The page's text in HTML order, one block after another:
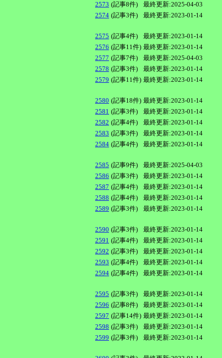
2573 (記事8件)
最終更新:2025-04-03
2574 (記事3件) 最終更新:2023-01-14
2575 (記事4件)
最終更新:2023-01-14
2576 (記事11件) 最終更新:2023-01-14
2577 (記事7件)
最終更新:2025-04-03
2578 (記事3件)
最終更新:2023-01-14
2579 (記事11件) 最終更新:2023-01-14
2580 (記事18件) 最終更新:2023-01-14
2581 (記事3件)
最終更新:2023-01-14
2582 (記事4件)
最終更新:2023-01-14
2583 (記事3件)
最終更新:2023-01-14
2584 (記事4件) 最終更新:2023-01-14
2585 (記事9件)
最終更新:2025-04-03
2586 (記事3件)
最終更新:2023-01-14
2587 (記事4件)
最終更新:2023-01-14
2588 (記事4件)
最終更新:2023-01-14
2589 (記事3件) 最終更新:2023-01-14
2590 (記事3件)
最終更新:2023-01-14
2591 (記事4件)
最終更新:2023-01-14
2592 (記事3件)
最終更新:2023-01-14
2593 (記事4件)
最終更新:2023-01-14
2594 (記事4件) 最終更新:2023-01-14
2595 (記事3件)
最終更新:2023-01-14
2596 (記事8件)
最終更新:2023-01-14
2597 (記事14件) 最終更新:2023-01-14
2598 (記事3件)
最終更新:2023-01-14
2599 (記事3件) 最終更新:2023-01-14